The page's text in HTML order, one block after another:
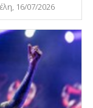
16/07/2026